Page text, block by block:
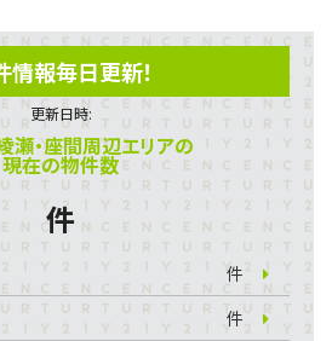
情報毎日更新！
更新日時:
瀬・座間周辺エリアの
現在の物件数
件
件
件